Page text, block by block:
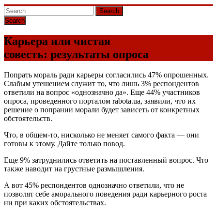
Search
Карьера или чистая
совесть: результаты опроса
Попрать мораль ради карьеры согласились 47% опрошенных.
Слабым утешением служит то, что лишь 3% респондентов
ответили на вопрос «однозначно да». Еще 44% участников
опроса, проведенного порталом rabota.ua, заявили, что их
решение о попрании морали будет зависеть от конкретных
обстоятельств.
Что, в общем-то, нисколько не меняет самого факта — они
готовы к этому. Дайте только повод.
Еще 9% затруднились ответить на поставленный вопрос. Что
также наводит на грустные размышления.
А вот 45% респондентов однозначно ответили, что не
позволят себе аморального поведения ради карьерного роста
ни при каких обстоятельствах.